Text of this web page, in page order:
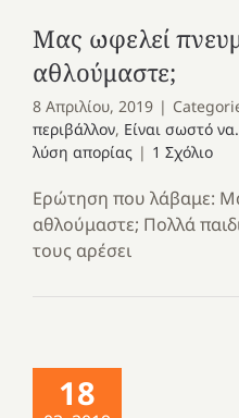
Μας ωφελεί
αθλούμαστε;
8 Απριλίου, 2019 |
περιβάλλον, Είναι σωστό
λύση απορίας | 1 Σχόλιο
Ερώτηση που λάβαμε:
αθλούμαστε; Πολλά
τους αρέσει
18